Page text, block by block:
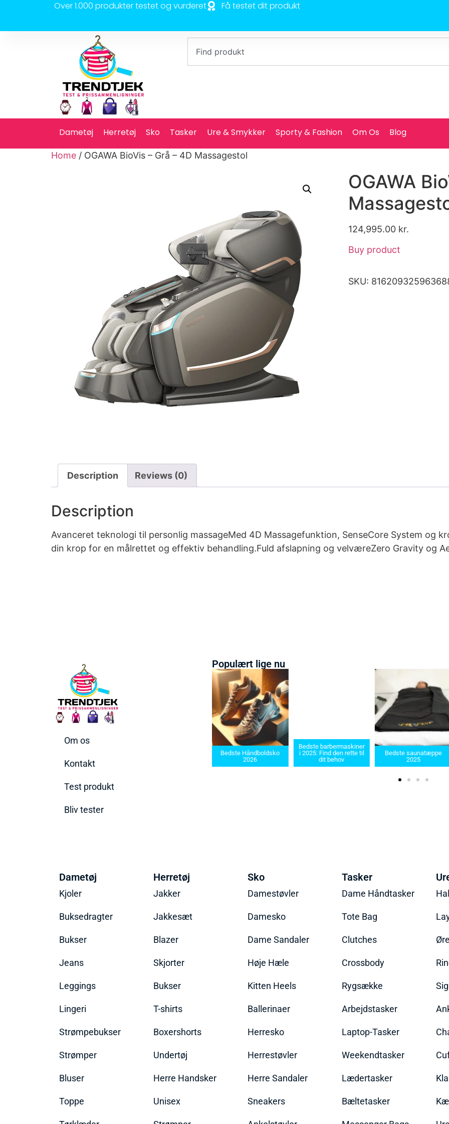
Over 1.000 produkter testet og vurderet Få testet dit produkt
Dametøj Herretøj Sko Tasker Ure & Smykker Sporty & Fashion Om Os Blog
Home / OGAWA BioVis – Grå – 4D Massagestol
OGAWA
124,995.00 kr.
Buy product
SKU:
Description Reviews (0)
Description
Avanceret teknologi til personlig massageMed 4D Massagefunktion, SenseCore System og
din krop for en målrettet og effektiv behandling.Fuld afslapning og velværeZero Gravity og
Om os
Kontakt
Test produkt
Bliv tester
Populært lige nu
2025
Bedste Håndboldsko
2026
Bedste barbermaskiner
i 2025: Find den rette til
dit behov
Bedste saunatæppe
2025
Dametøj
Kjoler
Buksedragter
Bukser
Jeans
Leggings
Lingeri
Strømpebukser
Strømper
Bluser
Toppe
Herretøj
Jakker
Jakkesæt
Blazer
Skjorter
Bukser
T-shirts
Boxershorts
Undertøj
Herre Handsker
Unisex
Sko
Damestøvler
Damesko
Dame Sandaler
Høje Hæle
Kitten Heels
Ballerinaer
Herresko
Herrestøvler
Herre Sandaler
Sneakers
Tasker
Dame Håndtasker
Tote Bag
Clutches
Crossbody
Rygsække
Arbejdstasker
Laptop-Tasker
Weekendtasker
Lædertasker
Bæltetasker